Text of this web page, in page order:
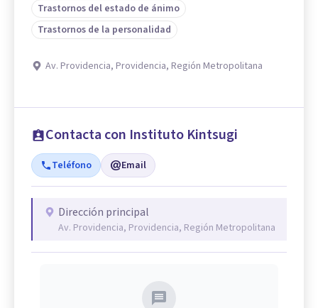
Trastornos del estado de ánimo
Trastornos de la personalidad
Av. Providencia, Providencia, Región Metropolitana
Contacta con Instituto Kintsugi
Teléfono Email
Dirección principal
Av. Providencia, Providencia, Región Metropolitana